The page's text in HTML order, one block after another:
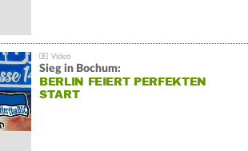
Sieg in Bochum:
BERLIN FEIERT PERFEKTEN
START